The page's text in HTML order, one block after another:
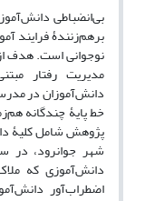
بی‌انضباطی
برهم‌زنندۀ فرایند
نوجوانی است. هدف
مدیریت رفتار
دانش‌آموزان در
خط پایۀ چندگانه
پژوهش شامل کلیۀ
دانش‌آموزی که
اضطراب‌آور